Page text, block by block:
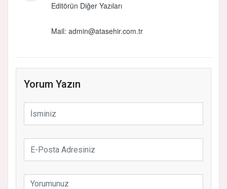
Editörün Diğer Yazıları
Mail: admin@atasehir.com.tr
Yorum Yazın